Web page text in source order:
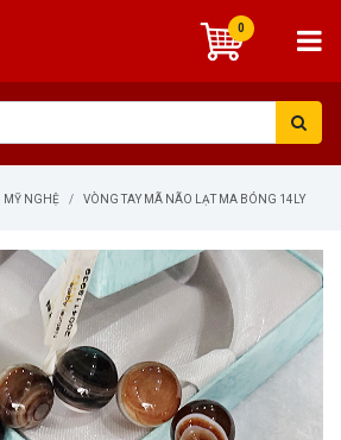
0
MỸ NGHỆ VÒNG TAY MÃ NÃO LẠT MA BÓNG 14LY